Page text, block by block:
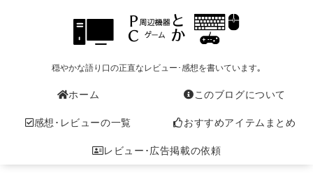
穏やかな語り口の正直なレビュー･感想を書いています｡
ホーム このブログについて
感想･レビューの一覧 おすすめアイテムまとめ
レビュー･広告掲載の依頼